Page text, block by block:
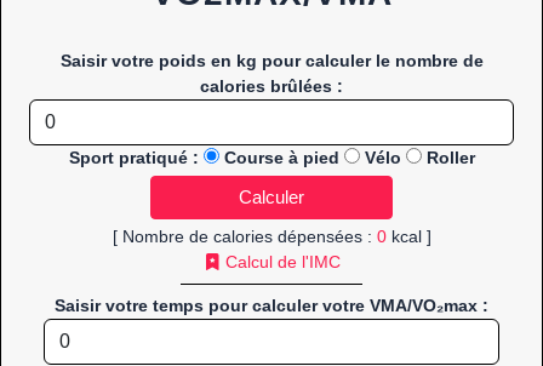
Saisir votre poids en kg pour calculer le nombre de
calories brûlées :
Sport pratiqué : Course à pied Vélo Roller
[ Nombre de calories dépensées : 0kcal ]
Calcul de l'IMC
Saisir votre temps pour calculer votre VMA/VO₂max :